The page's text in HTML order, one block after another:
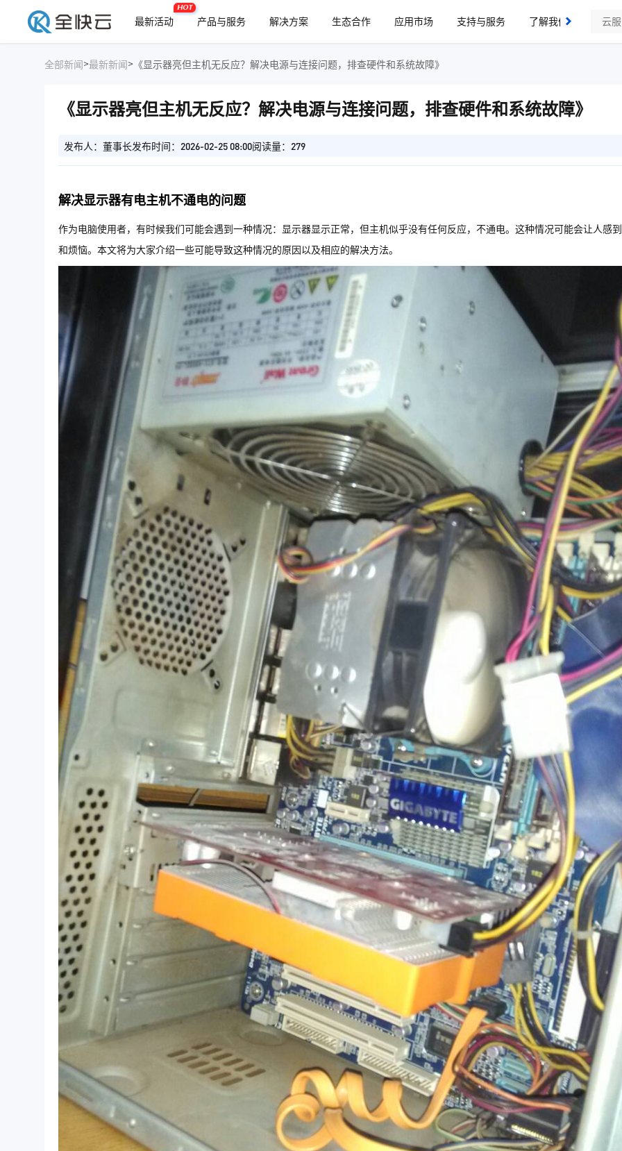
最新活动
HOT
产品与服务 解决方案 生态合作 应用市场 支持与服务 了解我们
全部新闻>最新新闻> 《显示器亮但主机无反应？解决电源与连接问题，排查硬件和系统故障》
《显示器亮但主机无反应？解决电源与连接问题，排查硬件和系统故障》
发布人：董事长发布时间：2026-02-25 08:00阅读量：279
解决显示器有电主机不通电的问题
作为电脑使用者，有时候我们可能会遇到一种情况：显示器显示正常，但主机似乎没有任何反应，不通电。这种情况可能会让人感
和烦恼。本文将为大家介绍一些可能导致这种情况的原因以及相应的解决方法。